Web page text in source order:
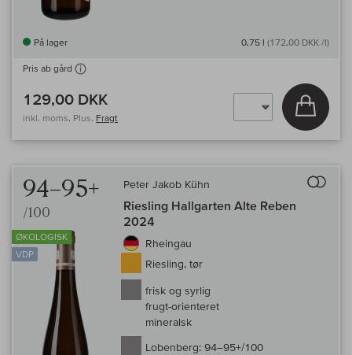
På lager 0,75 l (172,00 DKK /l)
Pris ab gård
129,00 DKK
inkl. moms, Plus. Fragt
Læg i
94–95+
/100
ØKOLOGISK
VDP
Peter Jakob Kühn
Riesling Hallgarten Alte Reben
2024
Rheingau
Riesling, tør
frisk og syrlig
frugt-orienteret
mineralsk
Lobenberg: 94–95+/100